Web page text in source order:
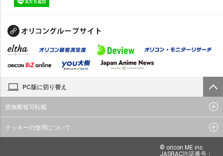
PC版に切り替え
禁無断複写転載
クッキーの使用について
© oricon ME inc.
JASRAC許諾番号：